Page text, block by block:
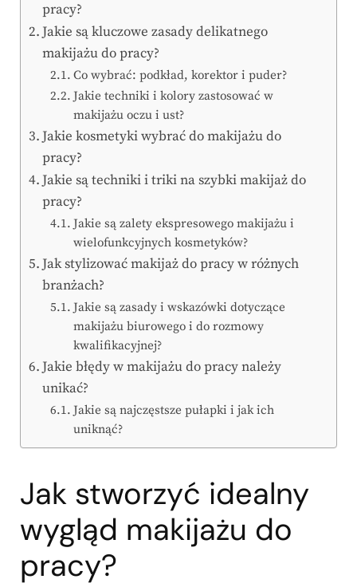
pracy?
Jakie są kluczowe zasady delikatnego
makijażu do pracy?
Co wybrać: podkład, korektor i puder?
Jakie techniki i kolory zastosować w
makijażu oczu i ust?
Jakie kosmetyki wybrać do makijażu do
pracy?
Jakie są techniki i triki na szybki makijaż do
pracy?
Jakie są zalety ekspresowego makijażu i
wielofunkcyjnych kosmetyków?
Jak stylizować makijaż do pracy w różnych
branżach?
Jakie są zasady i wskazówki dotyczące
makijażu biurowego i do rozmowy
kwalifikacyjnej?
Jakie błędy w makijażu do pracy należy
unikać?
Jakie są najczęstsze pułapki i jak ich
uniknąć?
Jak stworzyć idealny
wygląd makijażu do
pracy?